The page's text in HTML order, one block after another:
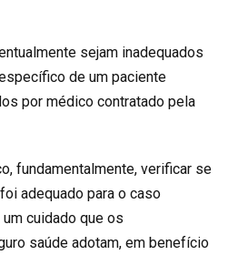
sejam inadequados
de um paciente
por médico contratado pela
fundamentalmente, verificar se
adequado para o caso
cuidado que os
saúde adotam, em benefício